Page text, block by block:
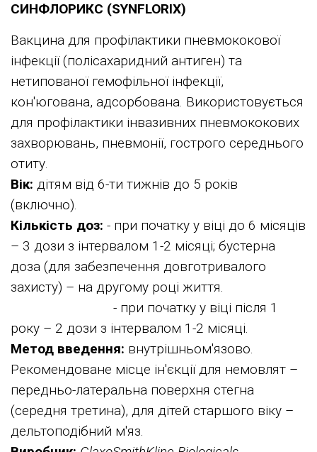
СИНФЛОРИКС (SYNFLORIX)
Вакцина для профілактики пневмококової
інфекції (полісахаридний антиген) та
нетипованої гемофільної інфекції,
кон'югована, адсорбована. Використовується
для профілактики інвазивних пневмококових
захворювань, пневмонії, гострого середнього
отиту.
Вік: дітям від 6-ти тижнів до 5 років
(включно).
Кількість доз: - при початку у віці до 6 місяців
– 3 дози з інтервалом 1-2 місяці; бустерна
доза (для забезпечення довготривалого
захисту) – на другому році життя.
- при початку у віці після 1
року – 2 дози з інтервалом 1-2 місяці.
Метод введення: внутрішньом'язово.
Рекомендоване місце ін'єкції для немовлят –
передньо-латеральна поверхня стегна
(середня третина), для дітей старшого віку –
дельтоподібний м'яз.